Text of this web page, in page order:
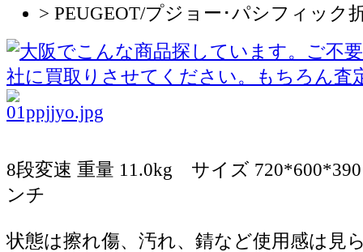
> PEUGEOT/プジョー･パシフィック
8段変速 重量 11.0kg サイズ
ンチ
状態は擦れ傷、汚れ、錆など使用感は見